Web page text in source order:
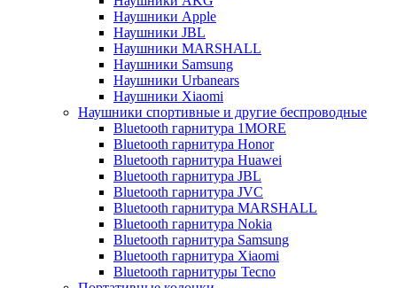
Наушники Apple
Наушники JBL
Наушники MARSHALL
Наушники Samsung
Наушники Urbanears
Наушники Xiaomi
Наушники спортивные и другие беспроводные
Bluetooth гарнитура 1MORE
Bluetooth гарнитура Honor
Bluetooth гарнитура Huawei
Bluetooth гарнитура JBL
Bluetooth гарнитура JVC
Bluetooth гарнитура MARSHALL
Bluetooth гарнитура Nokia
Bluetooth гарнитура Samsung
Bluetooth гарнитура Xiaomi
Bluetooth гарнитуры Tecno